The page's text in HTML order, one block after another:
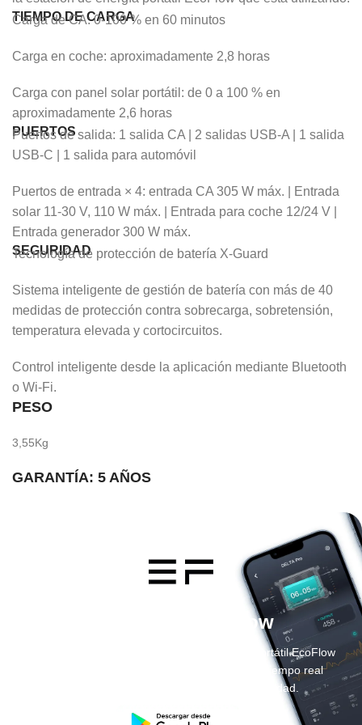
TIEMPO DE CARGA
Carga de CA: 0-100 % en 60 minutos
Carga en coche: aproximadamente 2,8 horas
Carga con panel solar portátil: de 0 a 100 % en
aproximadamente 2,6 horas
PUERTOS
Puertos de salida: 1 salida CA | 2 salidas USB-A | 1 salida
USB-C | 1 salida para automóvil
Puertos de entrada × 4: entrada CA 305 W máx. | Entrada
solar 11-30 V, 110 W máx. | Entrada para coche 12/24 V |
Entrada generador 300 W máx.
SEGURIDAD
Tecnología de protección de batería X-Guard
Sistema inteligente de gestión de batería con más de 40
medidas de protección contra sobrecarga, sobretensión,
temperatura elevada y cortocircuitos.
Control inteligente desde la aplicación mediante Bluetooth
o Wi-Fi.
PESO
3,55Kg
GARANTÍA: 5 AÑOS
Aplicación EcoFlow
Controla y supervisa tu estación de energía portátil EcoFlow
y consulta datos de consumo energético en tiempo real
desde un único punto para mayor comodidad.